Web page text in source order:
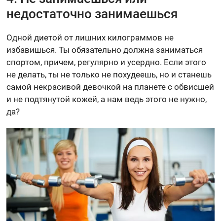
недостаточно занимаешься
Одной диетой от лишних килограммов не
избавишься. Ты обязательно должна заниматься
спортом, причем, регулярно и усердно. Если этого
не делать, ты не только не похудеешь, но и станешь
самой некрасивой девочкой на планете с обвисшей
и не подтянутой кожей, а нам ведь этого не нужно,
да?